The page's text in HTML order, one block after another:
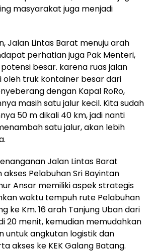
masyarakat juga menjadi
Jalan Lintas Barat menuju arah
perhatian juga Pak Menteri,
besar. karena ruas jalan
oleh truk kontainer besar dari
dengan Kapal RoRo,
masih satu jalur kecil. Kita sudah
50 m dikali 40 km, jadi nanti
satu jalur, akan lebih
Jalan Lintas Barat
akses Pelabuhan Sri Bayintan
Ansar memiliki aspek strategis
waktu tempuh rute Pelabuhan
ke Km. 16 arah Tanjung Uban dari
20 menit, kemudian memudahkan
untuk angkutan logistik dan
akses ke KEK Galang Batang.